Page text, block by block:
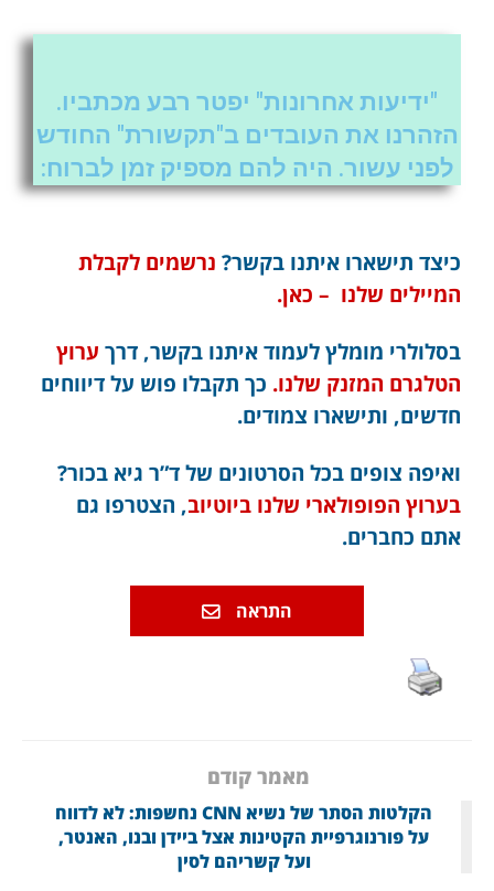
"ידיעות אחרונות" יפטר רבע מכתביו.
הזהרנו את העובדים ב"תקשורת" החודש
לפני עשור. היה להם מספיק זמן לברוח:
כיצד תישארו איתנו בקשר? נרשמים לקבלת
המיילים שלנו – כאן.
בסלולרי מומלץ לעמוד איתנו בקשר, דרך ערוץ
הטלגרם המזנק שלנו. כך תקבלו פוש על דיווחים
חדשים, ותישארו צמודים.
ואיפה צופים בכל הסרטונים של ד”ר גיא בכור?
בערוץ הפופולארי שלנו ביוטיוב, הצטרפו גם
אתם כחברים.
התראה
מאמר קודם
הקלטות הסתר של נשיא CNN נחשפות: לא לדווח
על פורנוגרפיית הקטינות אצל ביידן ובנו, האנטר,
ועל קשריהם לסין